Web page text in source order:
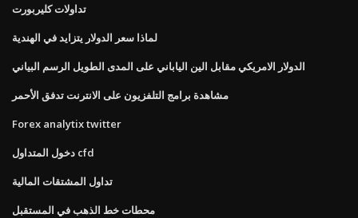
تداولات كليربورت
لماذا سعر الدولار يتزايد في الهندية
الدولار الامريكي مقابل الين الياباني على المدى الطويل الرسم البياني
مشاهدة برامج التلفزيون على الانترنت تدفق الأحمر
Forex analytix twitter
دخول المتداول cfd
تداول المشتقات المالية
محطات خط الذهب في المستقبل